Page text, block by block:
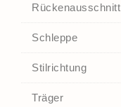
Rückenausschnitt
Schleppe
Stilrichtung
Träger